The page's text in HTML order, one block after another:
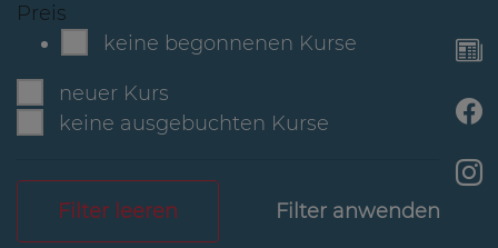
Preis
keine begonnenen Kurse
neuer Kurs
keine ausgebuchten Kurse
Filter leeren